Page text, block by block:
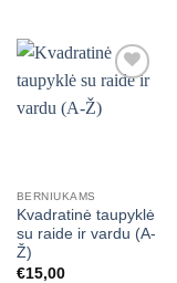
BERNIUKAMS
Kvadratinė taupyklė
su raide ir vardu (A-
Ž)
€15,00